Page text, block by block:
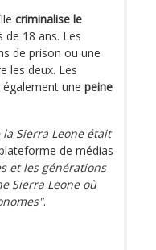
criminalise le
18 ans. Les
de prison ou une
les deux. Les
une peine
Sierra Leone était
de médias
et les générations
Sierra Leone où
.